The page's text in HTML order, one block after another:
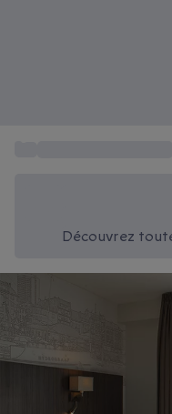
Découvrez